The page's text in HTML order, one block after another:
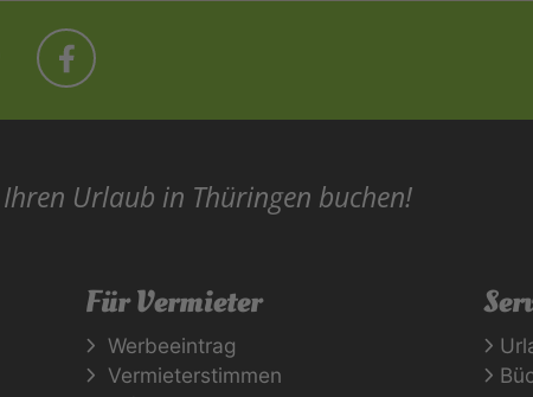
Urlaub in Thüringen buchen!
Für Vermieter
Werbeeintrag
Vermieterstimmen